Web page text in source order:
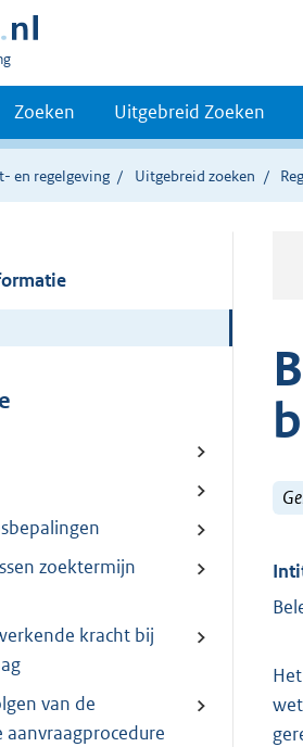
Zoeken Uitgebreid Zoeken
en regelgeving Uitgebreid zoeken
zoektermijn
kracht bij
van de